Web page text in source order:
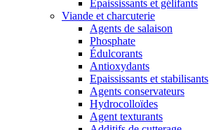
Epaississants et gélifants
Viande et charcuterie
Agents de salaison
Phosphate
Édulcorants
Antioxydants
Epaississants et stabilisants
Agents conservateurs
Hydrocolloïdes
Agent texturants